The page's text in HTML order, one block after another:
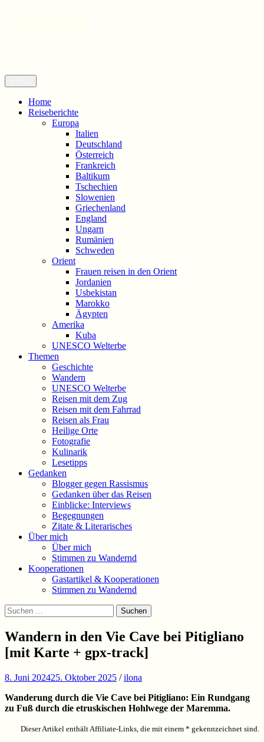
Zum
Inhalt
springen
Home
Reiseberichte
Europa
Italien
Deutschland
Österreich
Frankreich
Baltikum
Tschechien
Slowenien
Griechenland
England
Ungarn
Rumänien
Schweden
Orient
Frauen reisen in den Orient
Jordanien
Usbekistan
Marokko
Ägypten
Amerika
Kuba
UNESCO Welterbe
Themen
Geschichte
Wandern
UNESCO Welterbe
Reisen mit dem Zug
Reisen mit dem Fahrrad
Reisen als Frau
Heilige Orte
Fotografie
Kulinarik
Lesetipps
Gedanken
Blogger gegen Rassismus
Gedanken über das Reisen
Einblicke: Interviews
Begegnungen
Zitate & Literarisches
Über mich
Über mich
Stimmen zu Wandernd
Kooperationen
Gastartikel & Kooperationen
Stimmen zu Wandernd
Suchen
Suchen
nach:
Wandern in den Vie Cave bei Pitigliano
[mit Karte + gpx-track]
8. Juni 202425. Oktober 2025 /ilona
Wanderung durch die Vie Cave bei Pitigliano: Ein Rundgang
zu Fuß durch die etruskischen Hohlwege der Maremma.
Dieser Artikel enthält Affiliate-Links, die mit einem * gekennzeichnet sind.